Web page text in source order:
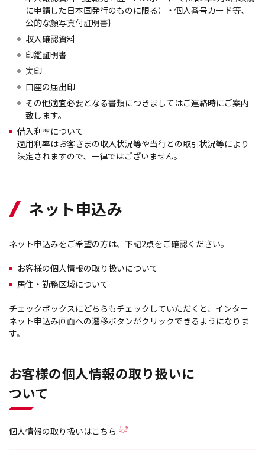
に申請した日本国発行のものに限る）・個人番号カード等、
公的な顔写真付証明書｝
収入確認資料
印鑑証明書
実印
口座の届出印
その他適宜必要となる書類につきましてはご連絡時にご案内
致します。
借入利率について
適用利率はお客さまの収入状況等や当行との取引状況等により
決定されますので、一律ではございません。
ネット申込み
ネット申込みをご希望の方は、下記2点をご確認ください。
お客様の個人情報の取り扱いについて
居住・勤務区域について
チェックボックスにどちらもチェックしていただくと、インター
ネット申込み画面への遷移ボタンがクリックできるようになりま
す。
お客様の個人情報の取り扱いに
ついて
個人情報の取り扱いはこちら